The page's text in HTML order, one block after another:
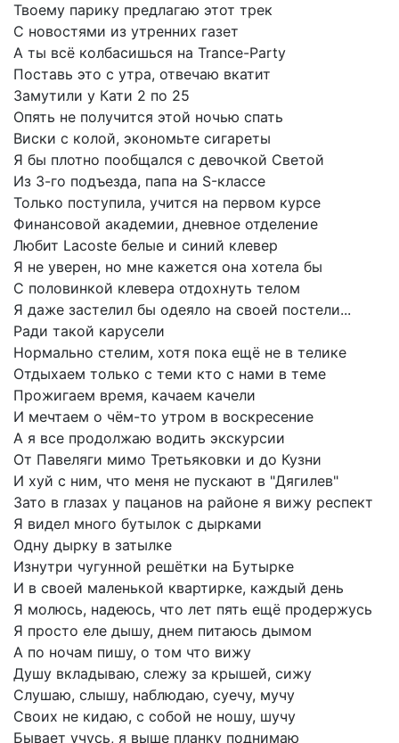
Твоему парику предлагаю этот трек
С новостями из утренних газет
А ты всё колбасишься на Trance-Party
Поставь это с утра, отвечаю вкатит
Замутили у Кати 2 по 25
Опять не получится этой ночью спать
Виски с колой, экономьте сигареты
Я бы плотно пообщался с девочкой Светой
Из 3-го подъезда, папа на S-классе
Только поступила, учится на первом курсе
Финансовой академии, дневное отделение
Любит Lacoste белые и синий клевер
Я не уверен, но мне кажется она хотела бы
С половинкой клевера отдохнуть телом
Я даже застелил бы одеяло на своей постели...
Ради такой карусели
Нормально стелим, хотя пока ещё не в телике
Отдыхаем только с теми кто с нами в теме
Прожигаем время, качаем качели
И мечтаем о чём-то утром в воскресение
А я все продолжаю водить экскурсии
От Павеляги мимо Третьяковки и до Кузни
И хуй с ним, что меня не пускают в "Дягилев"
Зато в глазах у пацанов на районе я вижу респект
Я видел много бутылок с дырками
Одну дырку в затылке
Изнутри чугунной решётки на Бутырке
И в своей маленькой квартирке, каждый день
Я молюсь, надеюсь, что лет пять ещё продержусь
Я просто еле дышу, днем питаюсь дымом
А по ночам пишу, о том что вижу
Душу вкладываю, слежу за крышей, сижу
Слушаю, слышу, наблюдаю, суечу, мучу
Своих не кидаю, с собой не ношу, шучу
Бывает учусь, я выше планку поднимаю